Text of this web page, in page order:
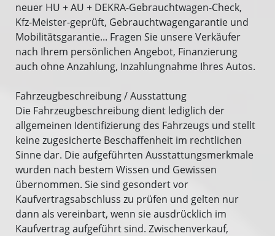
neuer HU + AU + DEKRA-Gebrauchtwagen-Check,
Kfz-Meister-geprüft, Gebrauchtwagengarantie und
Mobilitätsgarantie... Fragen Sie unsere Verkäufer
nach Ihrem persönlichen Angebot, Finanzierung
auch ohne Anzahlung, Inzahlungnahme Ihres Autos.
Fahrzeugbeschreibung / Ausstattung
Die Fahrzeugbeschreibung dient lediglich der
allgemeinen Identifizierung des Fahrzeugs und stellt
keine zugesicherte Beschaffenheit im rechtlichen
Sinne dar. Die aufgeführten Ausstattungsmerkmale
wurden nach bestem Wissen und Gewissen
übernommen. Sie sind gesondert vor
Kaufvertragsabschluss zu prüfen und gelten nur
dann als vereinbart, wenn sie ausdrücklich im
Kaufvertrag aufgeführt sind. Zwischenverkauf,